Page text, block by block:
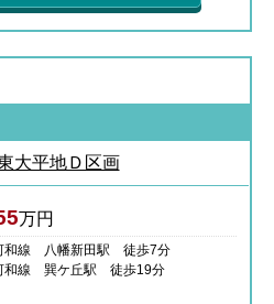
大平地Ｄ区画
万円
和線 八幡新田駅 徒歩7分
和線 巽ケ丘駅 徒歩19分